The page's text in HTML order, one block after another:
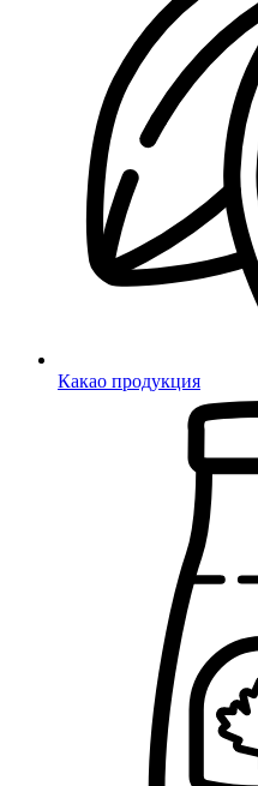
Какао продукция